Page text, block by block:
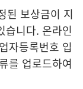
된 보상금이 지
습니다. 온라인
자등록번호 입
를 업로드하여